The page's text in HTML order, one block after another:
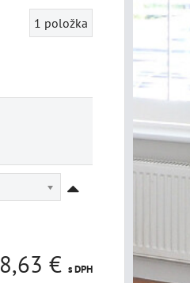
1 položka
8,63 € s DPH